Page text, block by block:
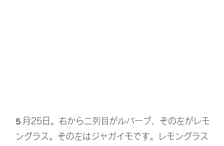
５月25日。右から二列目がルバーブ、その左がレモ
ングラス。その左はジャガイモです。レモングラス